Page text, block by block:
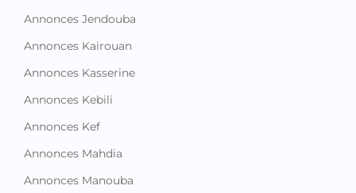
Annonces Jendouba
Annonces Kairouan
Annonces Kasserine
Annonces Kebili
Annonces Kef
Annonces Mahdia
Annonces Manouba